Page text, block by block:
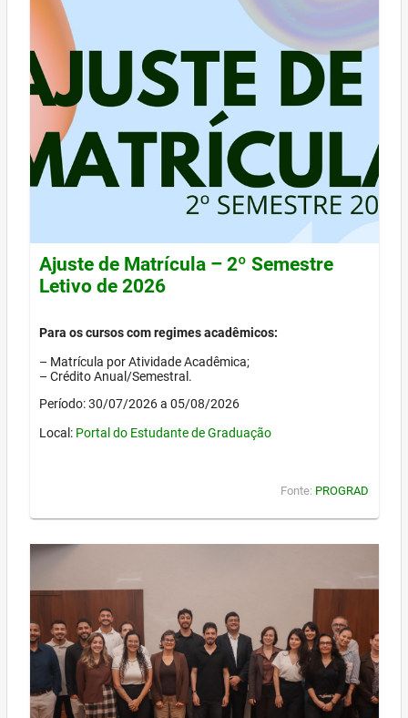
Ajuste de Matrícula – 2º Semestre
Letivo de 2026
Para os cursos com regimes acadêmicos:
– Matrícula por Atividade Acadêmica;
– Crédito Anual/Semestral.
Período: 30/07/2026 a 05/08/2026
Local: Portal do Estudante de Graduação
Fonte: PROGRAD